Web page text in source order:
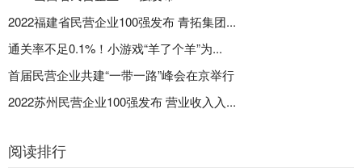
2022福建省民营企业100强发布 青拓集团...
通关率不足0.1%！小游戏“羊了个羊”为...
首届民营企业共建“一带一路”峰会在京举行
2022苏州民营企业100强发布 营业收入入...
阅读排行